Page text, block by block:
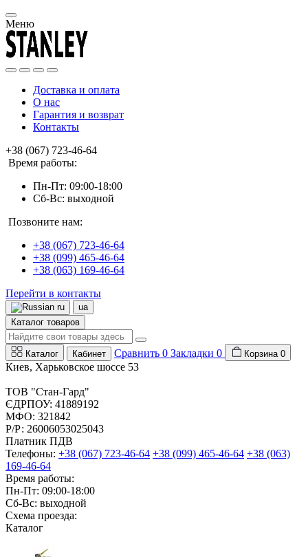
Меню
Доставка и оплата
О нас
Гарантия и возврат
Контакты
+38 (067) 723-46-64
Время работы:
Пн-Пт: 09:00-18:00
Сб-Вс: выходной
Позвоните нам:
+38 (067) 723-46-64
+38 (099) 465-46-64
+38 (063) 169-46-64
Перейти в контакты
ru
ua
Каталог товаров
Каталог Кабинет Сравнить 0 Закладки 0 Корзина 0
Киев, Харьковское шоссе 53
ТОВ "Стан-Гард"
ЄДРПОУ: 41889192
МФО: 321842
Р/Р: 26006053025043
Платник ПДВ
Телефоны: +38 (067) 723-46-64 +38 (099) 465-46-64 +38 (063)
169-46-64
Время работы:
Пн-Пт: 09:00-18:00
Сб-Вс: выходной
Схема проезда:
Каталог